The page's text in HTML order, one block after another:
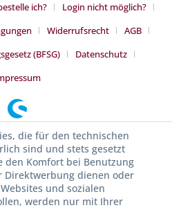
ich?
Login nicht möglich?
Widerrufsrecht
AGB
(BFSG)
Datenschutz
die für den technischen
sind und stets gesetzt
den Komfort bei Benutzung
Direktwerbung dienen oder
und sozialen
werden nur mit Ihrer